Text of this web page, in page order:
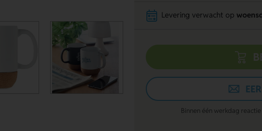
Levering verwacht op
Binnen één werkdag